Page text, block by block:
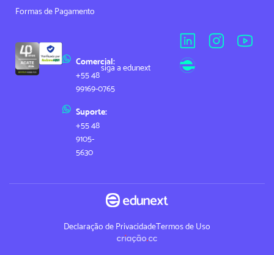
Formas de Pagamento
Comercial:
+55 48
99169-0765
Suporte:
+55 48
9105-
5630
siga a edunext
Declaração de PrivacidadeTermos de Uso